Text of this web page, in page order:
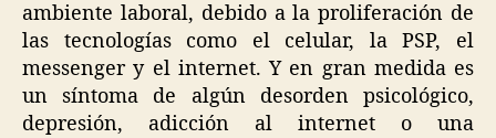
ambiente laboral, debido a la proliferación de
las tecnologías como el celular, la PSP, el
messenger y el internet. Y en gran medida es
un síntoma de algún desorden psicológico,
depresión, adicción al internet o una